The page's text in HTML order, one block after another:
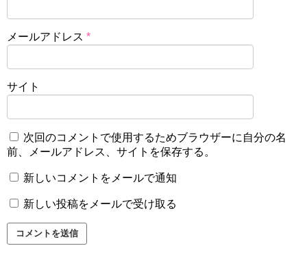
メールアドレス *
サイト
次回のコメントで使用するためブラウザーに自分の名
前、メールアドレス、サイトを保存する。
新しいコメントをメールで通知
新しい投稿をメールで受け取る